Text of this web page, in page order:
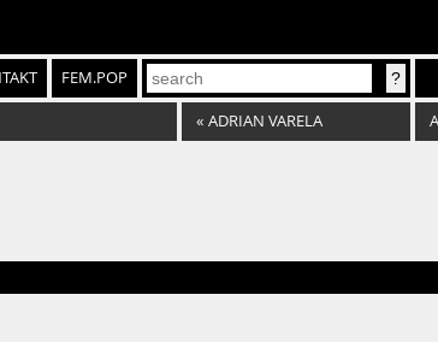
FEM.POP
« ADRIAN VARELA